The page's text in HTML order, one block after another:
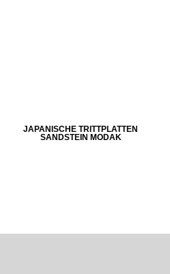
JAPANISCHE TRITTPLATTEN
SANDSTEIN MODAK